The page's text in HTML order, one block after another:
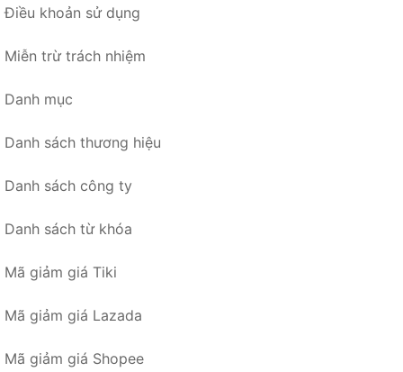
Điều khoản sử dụng
Miễn trừ trách nhiệm
Danh mục
Danh sách thương hiệu
Danh sách công ty
Danh sách từ khóa
Mã giảm giá Tiki
Mã giảm giá Lazada
Mã giảm giá Shopee